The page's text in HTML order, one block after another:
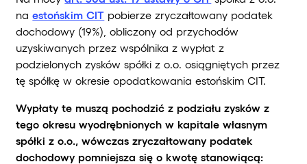
naestońskim CIT pobierze zryczałtowany podatek
dochodowy (19%), obliczony od przychodów
uzyskiwanych przez wspólnika z wypłat z
podzielonych zysków spółki z o.o. osiągniętych przez
tę spółkę w okresie opodatkowania estońskim CIT.
Wypłaty te muszą pochodzić z podziału zysków z
tego okresu wyodrębnionych w kapitale własnym
spółki z o.o., wówczas zryczałtowany podatek
dochodowy pomniejsza się o kwotę stanowiącą: